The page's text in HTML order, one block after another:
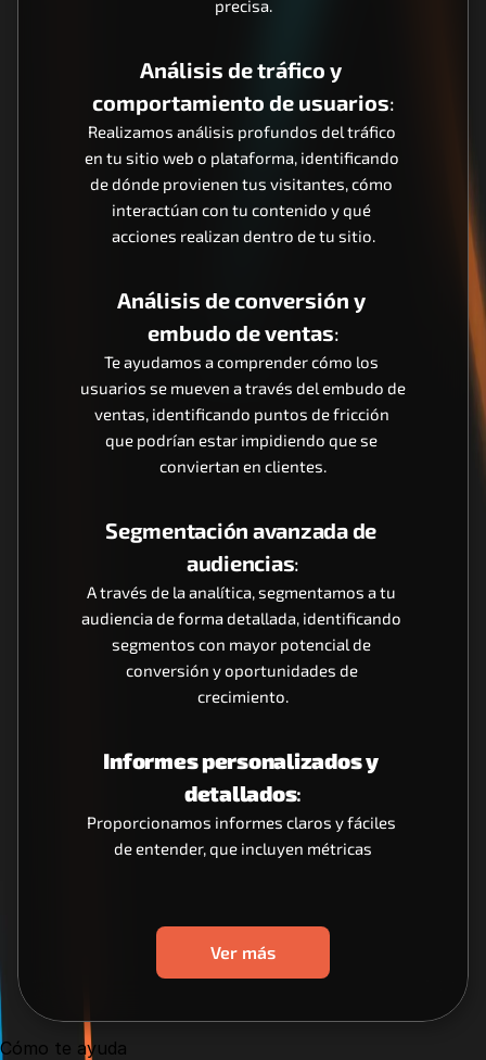
precisa.
Análisis de tráfico y
comportamiento de usuarios:
Realizamos análisis profundos del tráfico
en tu sitio web o plataforma, identificando
de dónde provienen tus visitantes, cómo
interactúan con tu contenido y qué
acciones realizan dentro de tu sitio.
Análisis de conversión y
embudo de ventas:
Te ayudamos a comprender cómo los
usuarios se mueven a través del embudo de
ventas, identificando puntos de fricción
que podrían estar impidiendo que se
conviertan en clientes.
Segmentación avanzada de
audiencias:
A través de la analítica, segmentamos a tu
audiencia de forma detallada, identificando
segmentos con mayor potencial de
conversión y oportunidades de
crecimiento.
Informes personalizados y
detallados:
Proporcionamos informes claros y fáciles
de entender, que incluyen métricas
Ver más
Cómo te ayuda